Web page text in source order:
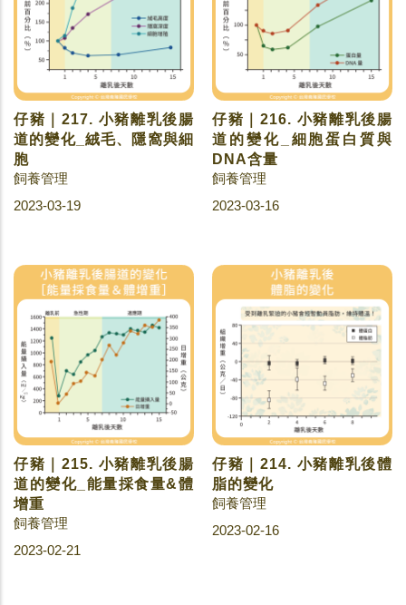
仔豬｜217. 小豬離乳後腸
道的變化_絨毛、隱窩與細
胞
飼養管理
2023-03-19
仔豬｜216. 小豬離乳後腸
道的變化_細胞蛋白質與
DNA含量
飼養管理
2023-03-16
仔豬｜215. 小豬離乳後腸
道的變化_能量採食量&體
增重
飼養管理
2023-02-21
仔豬｜214. 小豬離乳後體
脂的變化
飼養管理
2023-02-16